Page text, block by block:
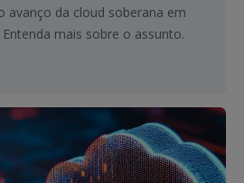
avanço da cloud soberana em
mais sobre o assunto.